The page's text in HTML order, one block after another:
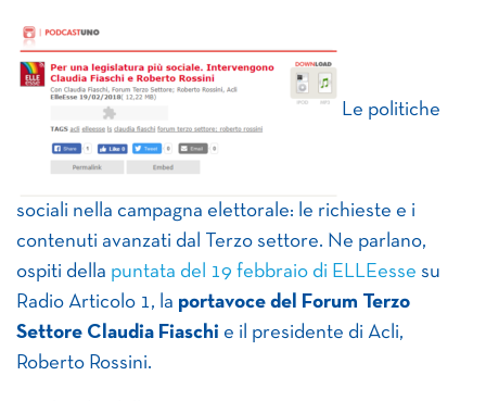
Le politiche
sociali nella campagna elettorale: le richieste e i
contenuti avanzati dal Terzo settore. Ne parlano,
ospiti della puntata del 19 febbraio di ELLEesse su
Radio Articolo 1, la portavoce del Forum Terzo
Settore Claudia Fiaschi e il presidente di Acli,
Roberto Rossini.